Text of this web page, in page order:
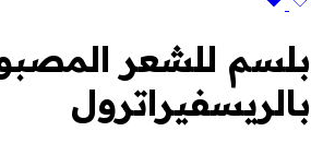
بلسم للشعر
بالريسفيراترول